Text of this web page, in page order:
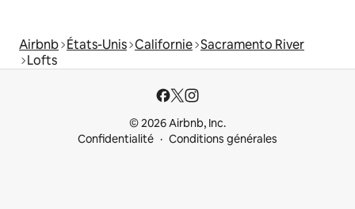
Airbnb États-Unis Californie Sacramento River
Lofts
© 2026 Airbnb, Inc.
Confidentialité
Conditions générales